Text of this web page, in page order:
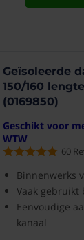
Geïsoleerde
150/160
(0169850)
Geschikt voor
WTW
60
Binnenwerks
Vaak
Eenvoudige
kanaal